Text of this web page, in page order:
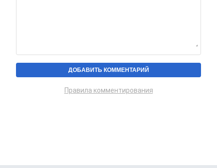
Правила комментирования